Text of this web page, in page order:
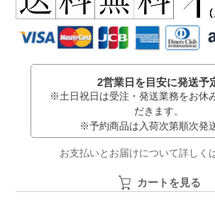
2営業日を目安に発送予
※土日祝日は受注・発送業務をお休
だきます。
※予約商品は入荷次第順次発
お支払いとお届けについて詳しく
カートを見る